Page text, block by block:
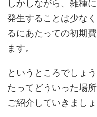
しかしながら、雑種
発生することは少な
るにあたっての初期
ます。
というところでしょ
たってどういった場
ご紹介していきましょ